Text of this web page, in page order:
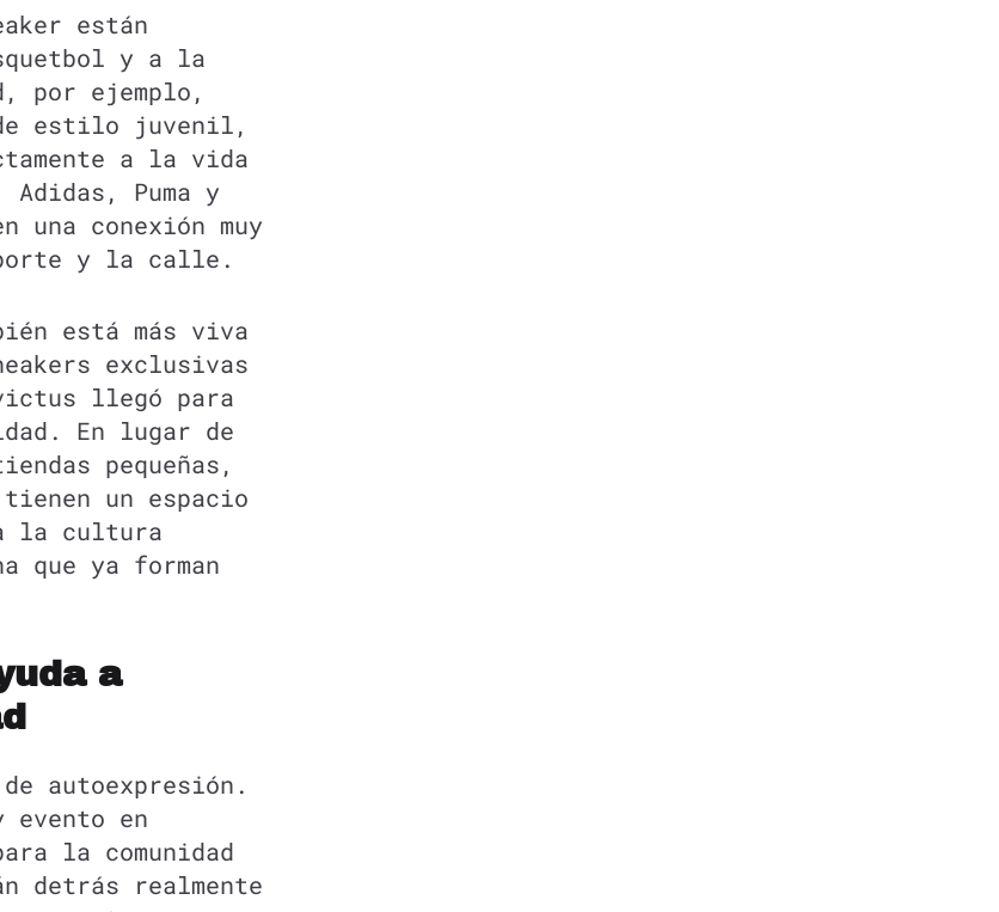
están
y a la
por ejemplo,
de estilo juvenil,
a la vida
Puma y
una conexión muy
y la calle.
está más viva
exclusivas
llegó para
En lugar de
pequeñas,
un espacio
la cultura
que ya forman
a
autoexpresión.
evento en
la comunidad
detrás realmente